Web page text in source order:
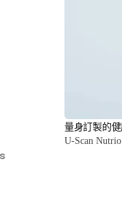
量身訂製的
U-Scan